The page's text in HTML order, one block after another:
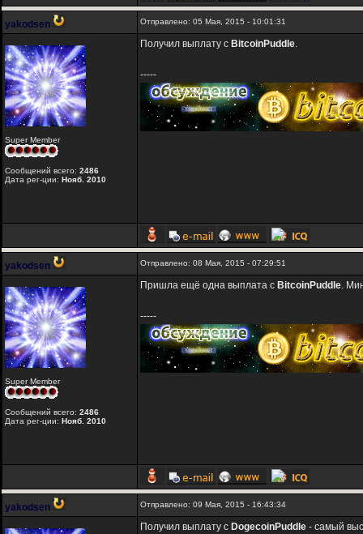
yakodsen Отправлено: 05 Мая, 2015 - 10:01:31
Super Member
Сообщений всего: 2486
Дата рег-ции: Нояб. 2010
Получил выплату с BitcoinPuddle.
-----
yakodsen Отправлено: 08 Мая, 2015 - 07:29:51
Super Member
Сообщений всего: 2486
Дата рег-ции: Нояб. 2010
Пришла ещё одна выплата с BitcoinPuddle.
-----
yakodsen Отправлено: 09 Мая, 2015 - 16:43:34
Получил выплату с DogecoinPuddle - самый